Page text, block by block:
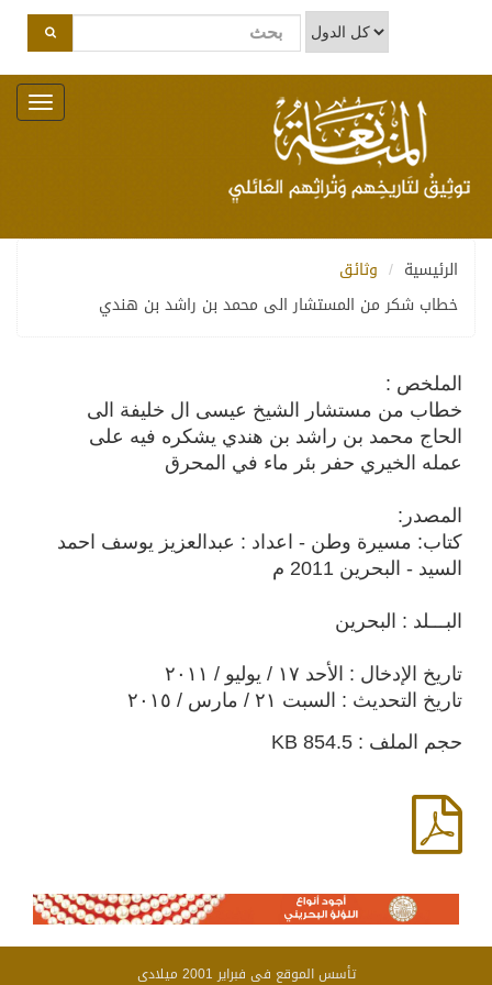
Toggle
navigation
الرئيسية
وثائق
خطاب شكر من المستشار الى محمد بن راشد بن هندي
الملخص :
خطاب من مستشار الشيخ عيسى ال خليفة الى
الحاج محمد بن راشد بن هندي يشكره فيه على
عمله الخيري حفر بئر ماء في المحرق
المصدر:
كتاب: مسيرة وطن - اعداد : عبدالعزيز يوسف احمد
السيد - البحرين 2011 م
البـــلد : البحرين
تاريخ الإدخال : الأحد ١٧ / يوليو / ٢٠١١
تاريخ التحديث : السبت ٢١ / مارس / ٢٠١٥
حجم الملف : 854.5 KB
تأسس الموقع فى فبراير 2001 ميلادى